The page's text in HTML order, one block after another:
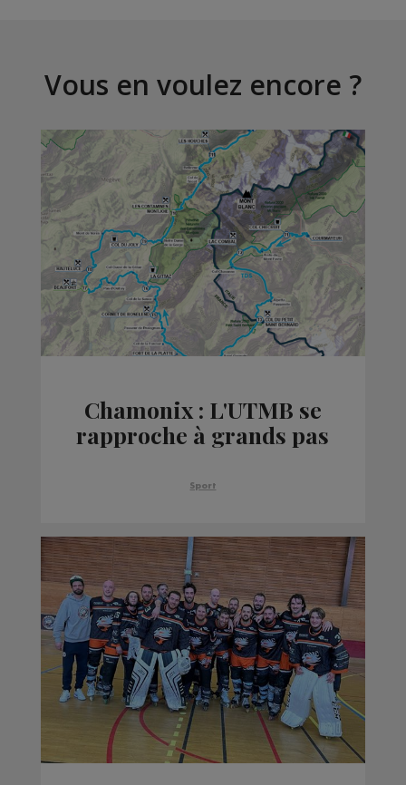
Vous en voulez encore ?
Chamonix : L'UTMB se
rapproche à grands pas
Sport